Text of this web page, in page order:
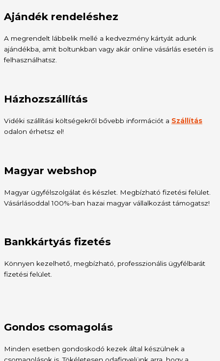
Ajándék rendeléshez
A megrendelt lábbelik mellé a kedvezmény kártyát adunk
ajándékba, amit boltunkban vagy akár online vásárlás esetén is
felhasználhatsz.
Házhozszállítás
Vidéki szállítási költségekről bővebb információt a Szállítás
odalon érhetsz el!
Magyar webshop
Magyar ügyfélszolgálat és készlet. Megbízható fizetési felület.
Vásárlásoddal 100%-ban hazai magyar vállalkozást támogatsz!
Bankkártyás fizetés
Könnyen kezelhető, megbízható, professzionális ügyfélbarát
fizetési felület.
Gondos csomagolás
Minden esetben gondoskodó kezek által készülnek a